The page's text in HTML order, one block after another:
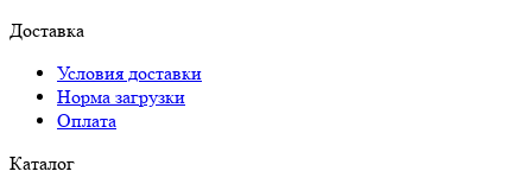
Доставка
Условия доставки
Норма загрузки
Оплата
Каталог